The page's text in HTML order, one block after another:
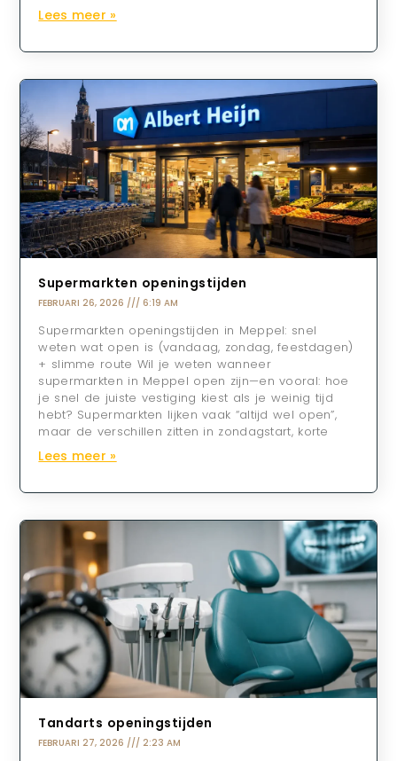
Lees meer »
Supermarkten openingstijden
FEBRUARI 26, 2026 6:19 AM
Supermarkten openingstijden in Meppel: snel
weten wat open is (vandaag, zondag, feestdagen)
+ slimme route Wil je weten wanneer
supermarkten in Meppel open zijn—en vooral: hoe
je snel de juiste vestiging kiest als je weinig tijd
hebt? Supermarkten lijken vaak “altijd wel open”,
maar de verschillen zitten in zondagstart, korte
Lees meer »
Tandarts openingstijden
FEBRUARI 27, 2026 2:23 AM